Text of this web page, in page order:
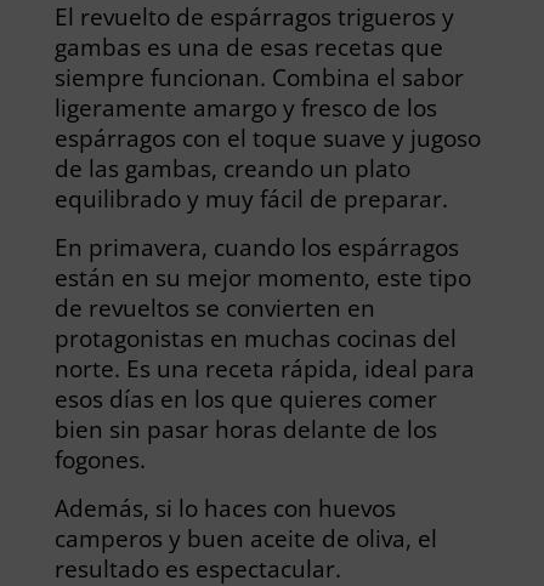
El revuelto de espárragos trigueros y
gambas es una de esas recetas que
siempre funcionan. Combina el sabor
ligeramente amargo y fresco de los
espárragos con el toque suave y jugoso
de las gambas, creando un plato
equilibrado y muy fácil de preparar.
En primavera, cuando los espárragos
están en su mejor momento, este tipo
de revueltos se convierten en
protagonistas en muchas cocinas del
norte. Es una receta rápida, ideal para
esos días en los que quieres comer
bien sin pasar horas delante de los
fogones.
Además, si lo haces con huevos
camperos y buen aceite de oliva, el
resultado es espectacular.